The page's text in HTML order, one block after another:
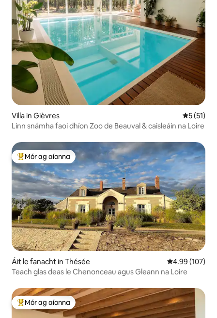
Villa in Gièvres
5 (51)
Linn snámha faoi dhíon Zoo de Beauval & caisleáin na Loire
An-mhór ag aíonna
Mór ag aíonna
Áit le fanacht in Thésée Meánrátáil
4.99 (107)
Teach glas deas le Chenonceau agus Gleann na Loire
An-mhór ag aíonna
Mór ag aíonna